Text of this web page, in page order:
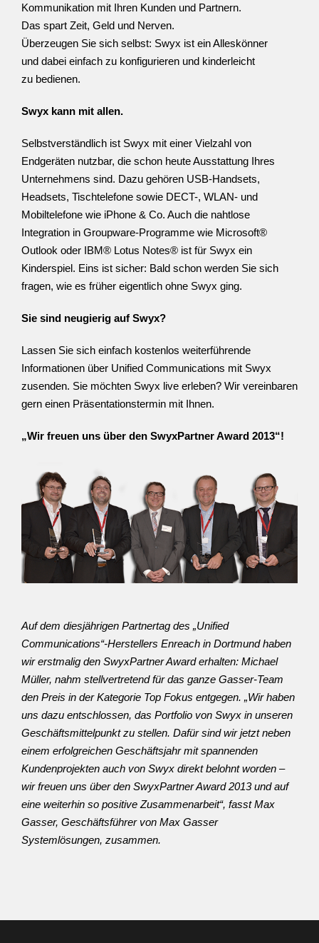
Kommunikation mit Ihren Kunden und Partnern.
Das spart Zeit, Geld und Nerven.
Überzeugen Sie sich selbst: Swyx ist ein Alleskönner
und dabei einfach zu konfigurieren und kinderleicht
zu bedienen.
Swyx kann mit allen.
Selbstverständlich ist Swyx mit einer Vielzahl von
Endgeräten nutzbar, die schon heute Ausstattung Ihres
Unternehmens sind. Dazu gehören USB-Handsets,
Headsets, Tischtelefone sowie DECT-, WLAN- und
Mobiltelefone wie iPhone & Co. Auch die nahtlose
Integration in Groupware-Programme wie Microsoft®
Outlook oder IBM® Lotus Notes® ist für Swyx ein
Kinderspiel. Eins ist sicher: Bald schon werden Sie sich
fragen, wie es früher eigentlich ohne Swyx ging.
Sie sind neugierig auf Swyx?
Lassen Sie sich einfach kostenlos weiterführende
Informationen über Unified Communications mit Swyx
zusenden. Sie möchten Swyx live erleben? Wir vereinbaren
gern einen Präsentationstermin mit Ihnen.
„Wir freuen uns über den SwyxPartner Award 2013“!
Auf dem diesjährigen Partnertag des „Unified
Communications“-Herstellers Enreach in Dortmund haben
wir erstmalig den SwyxPartner Award erhalten: Michael
Müller, nahm stellvertretend für das ganze Gasser-Team
den Preis in der Kategorie Top Fokus entgegen. „Wir haben
uns dazu entschlossen, das Portfolio von Swyx in unseren
Geschäftsmittelpunkt zu stellen. Dafür sind wir jetzt neben
einem erfolgreichen Geschäftsjahr mit spannenden
Kundenprojekten auch von Swyx direkt belohnt worden –
wir freuen uns über den SwyxPartner Award 2013 und auf
eine weiterhin so positive Zusammenarbeit“, fasst Max
Gasser, Geschäftsführer von Max Gasser
Systemlösungen, zusammen.